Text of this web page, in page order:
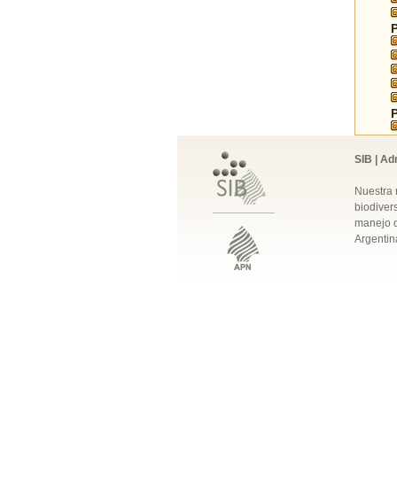
SIB |
Nuestra
manejo